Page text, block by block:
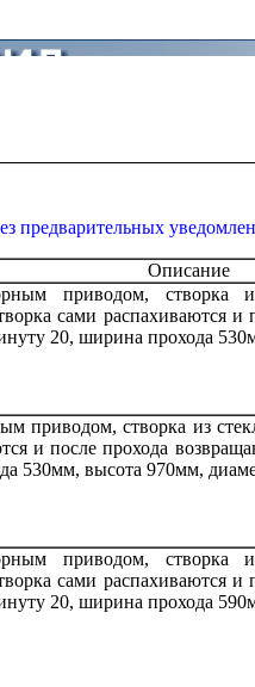
предварительных
Описание
приводом, створка
сами распахиваются
20, ширина прохода
приводом, створка из
и после прохода
530мм, высота 970мм,
приводом, створка
сами распахиваются
20, ширина прохода